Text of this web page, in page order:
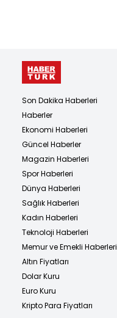
Son Dakika Haberleri
Haberler
Ekonomi Haberleri
Güncel Haberler
Magazin Haberleri
Spor Haberleri
Dünya Haberleri
Sağlık Haberleri
Kadın Haberleri
Teknoloji Haberleri
Memur ve Emekli Haberleri
Altın Fiyatları
Dolar Kuru
Euro Kuru
Kripto Para Fiyatları